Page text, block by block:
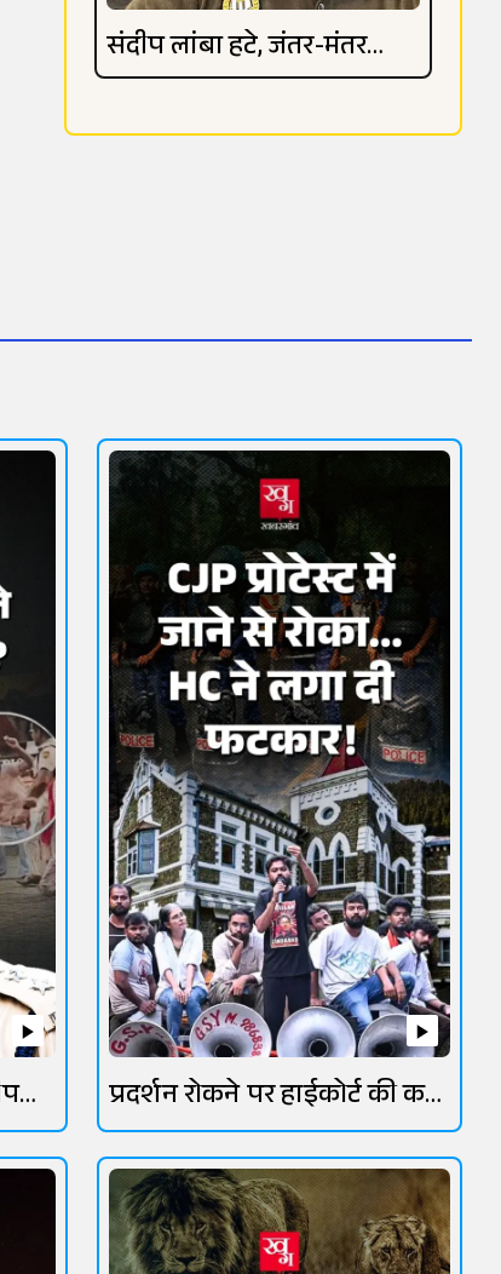
संदीप लांबा हटे, जंतर-मंतर
विवाद गहराया
प्रदर्शन रोकने पर हाईकोर्ट की कड़ी
फटकार